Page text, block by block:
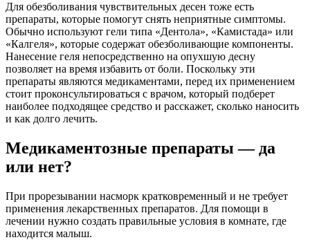
Для обезболивания чувствительных десен тоже есть
препараты, которые помогут снять неприятные симптомы.
Обычно используют гели типа «Дентола», «Камистада» или
«Калгеля», которые содержат обезболивающие компоненты.
Нанесение геля непосредственно на опухшую десну
позволяет на время избавить от боли. Поскольку эти
препараты являются медикаментами, перед их применением
стоит проконсультироваться с врачом, который подберет
наиболее подходящее средство и расскажет, сколько наносить
и как долго лечить.
Медикаментозные препараты — да
или нет?
При прорезывании насморк кратковременный и не требует
применения лекарственных препаратов. Для помощи в
лечении нужно создать правильные условия в комнате, где
находится малыш.